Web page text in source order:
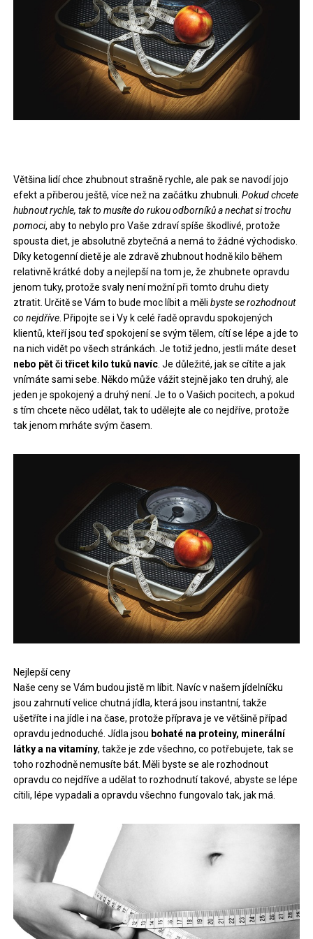
Většina lidí chce zhubnout strašně rychle, ale pak se navodí jojo
efekt a přiberou ještě, více než na začátku zhubnuli.Pokud chcete
hubnout rychle, tak to musíte do rukou odborníků a nechat si trochu
pomoci, aby to nebylo pro Vaše zdraví spíše škodlivé, protože
spousta diet, je absolutně zbytečná a nemá to žádné východisko.
Díky ketogenní dietěje ale zdravě zhubnout hodně kilo během
relativně krátké doby a nejlepší na tom je, že zhubnete opravdu
jenom tuky, protože svaly není možní při tomto druhu diety
ztratit. Určitě se Vám to bude moc líbit a mělibyste se rozhodnout
co nejdříve . Připojte se i Vy k celé řadě opravdu spokojených
klientů, kteří jsou teď spokojení se svým tělem, cítí se lépe a jde to
na nich vidět po všech stránkách. Je totiž jedno, jestli máte deset
nebo pět či třicet kilo tuků navíc . Je důležité, jak se cítíte a jak
vnímáte sami sebe. Někdo může vážit stejně jako ten druhý, ale
jeden je spokojený a druhý není. Je to o Vašich pocitech, a pokud
s tím chcete něco udělat, tak to udělejte ale co nejdříve, protože
tak jenom mrháte svým časem.
Nejlepší ceny
Naše ceny se Vám budou jistě m líbit. Navíc v našem jídelníčku
jsou zahrnutí velice chutná jídla, která jsou instantní, takže
ušetříte i na jídle i na čase, protože příprava je ve většině případ
opravdu jednoduché. Jídla jsou bohaté na proteiny, minerální
látky a na vitamíny, takže je zde všechno, co potřebujete, tak se
toho rozhodně nemusíte bát. Měli byste se ale rozhodnout
opravdu co nejdříve a udělat to rozhodnutí takové, abyste se lépe
cítili, lépe vypadali a opravdu všechno fungovalo tak, jak má.